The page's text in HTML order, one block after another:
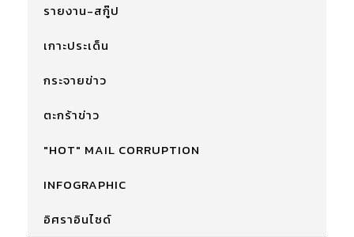
รายงาน-สกู๊ป
เกาะประเด็น
กระจายข่าว
ตะกร้าข่าว
"HOT" MAIL CORRUPTION
INFOGRAPHIC
อิศราอินไซด์